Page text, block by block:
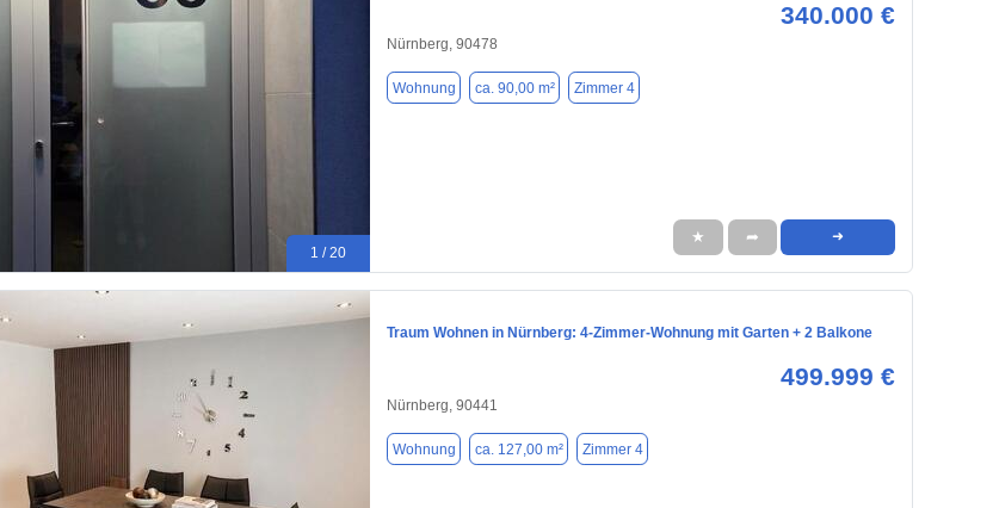
1 / 20
340.000 €
Nürnberg, 90478
Wohnung ca. 90,00 m² Zimmer 4
★ ➦ ➜
Traum Wohnen in Nürnberg: 4-Zimmer-Wohnung mit Garten + 2 Balkone
499.999 €
Nürnberg, 90441
Wohnung ca. 127,00 m² Zimmer 4